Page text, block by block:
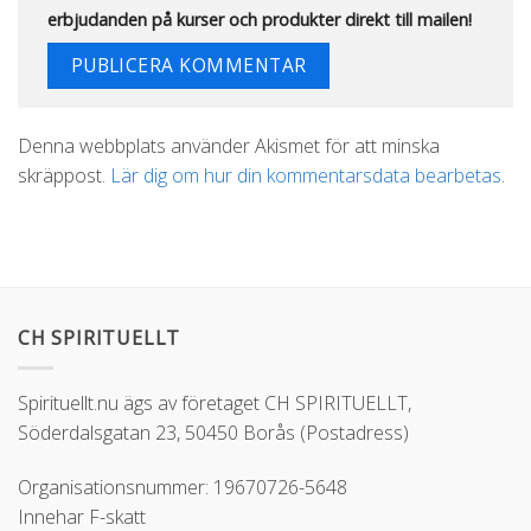
erbjudanden på kurser och produkter direkt till mailen!
Denna webbplats använder Akismet för att minska
skräppost. Lär dig om hur din kommentarsdata bearbetas.
CH SPIRITUELLT
Spirituellt.nu ägs av företaget CH SPIRITUELLT,
Söderdalsgatan 23, 50450 Borås (Postadress)
Organisationsnummer: 19670726-5648
Innehar F-skatt